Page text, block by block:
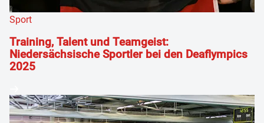
Sport
Training, Talent und Teamgeist:
Niedersächsische Sportler bei den Deaflympics
2025